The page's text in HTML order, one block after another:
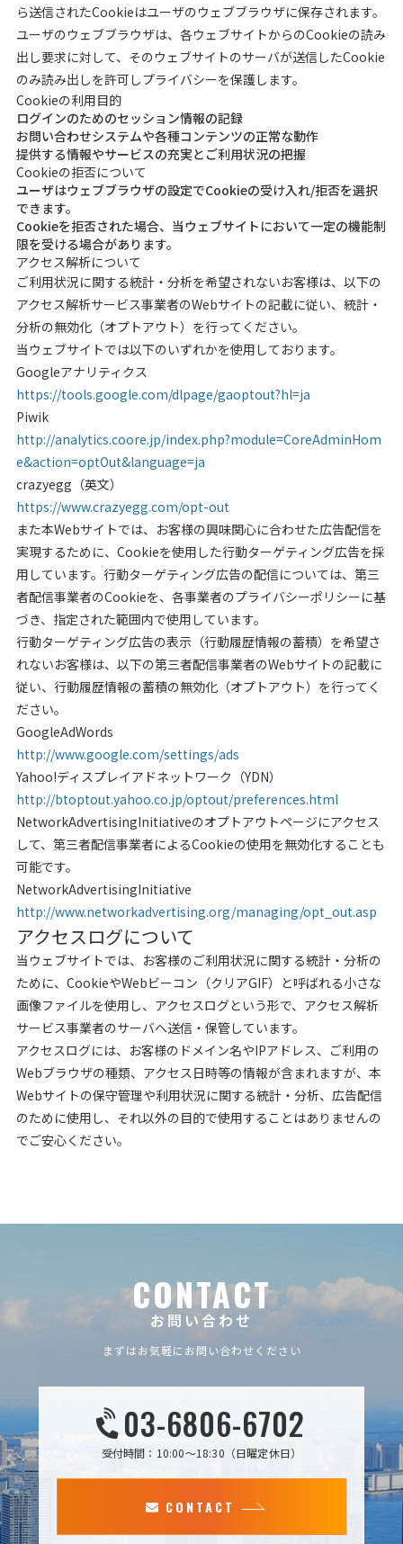
ら送信されたCookieはユーザのウェブブラウザに保存されます。
ユーザのウェブブラウザは、各ウェブサイトからのCookieの読み
出し要求に対して、そのウェブサイトのサーバが送信したCookie
のみ読み出しを許可しプライバシーを保護します。
Cookieの利用目的
ログインのためのセッション情報の記録
お問い合わせシステムや各種コンテンツの正常な動作
提供する情報やサービスの充実とご利用状況の把握
Cookieの拒否について
ユーザはウェブブラウザの設定でCookieの受け入れ/拒否を選択
できます。
Cookieを拒否された場合、当ウェブサイトにおいて一定の機能制
限を受ける場合があります。
アクセス解析について
ご利用状況に関する統計・分析を希望されないお客様は、以下の
アクセス解析サービス事業者のWebサイトの記載に従い、統計・
分析の無効化（オプトアウト）を行ってください。
当ウェブサイトでは以下のいずれかを使用しております。
Googleアナリティクス
https://tools.google.com/dlpage/gaoptout?hl=ja
Piwik
http://analytics.coore.jp/index.php?module=CoreAdminHom
e&action=optOut&language=ja
crazyegg（英文）
https://www.crazyegg.com/opt-out
また本Webサイトでは、お客様の興味関心に合わせた広告配信を
実現するために、Cookieを使用した行動ターゲティング広告を採
用しています。行動ターゲティング広告の配信については、第三
者配信事業者のCookieを、各事業者のプライバシーポリシーに基
づき、指定された範囲内で使用しています。
行動ターゲティング広告の表示（行動履歴情報の蓄積）を希望さ
れないお客様は、以下の第三者配信事業者のWebサイトの記載に
従い、行動履歴情報の蓄積の無効化（オプトアウト）を行ってく
ださい。
GoogleAdWords
http://www.google.com/settings/ads
Yahoo!ディスプレイアドネットワーク（YDN）
http://btoptout.yahoo.co.jp/optout/preferences.html
NetworkAdvertisingInitiativeのオプトアウトページにアクセス
して、第三者配信事業者によるCookieの使用を無効化することも
可能です。
NetworkAdvertisingInitiative
http://www.networkadvertising.org/managing/opt_out.asp
アクセスログについて
当ウェブサイトでは、お客様のご利用状況に関する統計・分析の
ために、CookieやWebビーコン（クリアGIF）と呼ばれる小さな
画像ファイルを使用し、アクセスログという形で、アクセス解析
サービス事業者のサーバへ送信・保管しています。
アクセスログには、お客様のドメイン名やIPアドレス、ご利用の
Webブラウザの種類、アクセス日時等の情報が含まれますが、本
Webサイトの保守管理や利用状況に関する統計・分析、広告配信
のために使用し、それ以外の目的で使用することはありませんの
でご安心ください。
CONTACT
お問い合わせ
まずはお気軽にお問い合わせください
03-6806-6702
受付時間：10:00～18:30（日曜定休日）
CONTACT